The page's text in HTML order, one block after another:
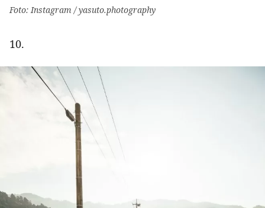
Foto: Instagram / yasuto.photography
10.